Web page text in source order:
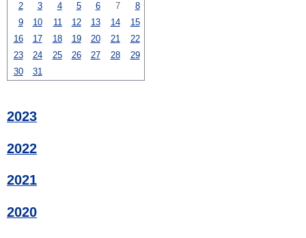
2
3 4 5 6 7
8
9
10 11 12 13 14
15
16
17 18 19 20 21
22
23
24 25 26 27 28
29
30
31
2023
2022
2021
2020